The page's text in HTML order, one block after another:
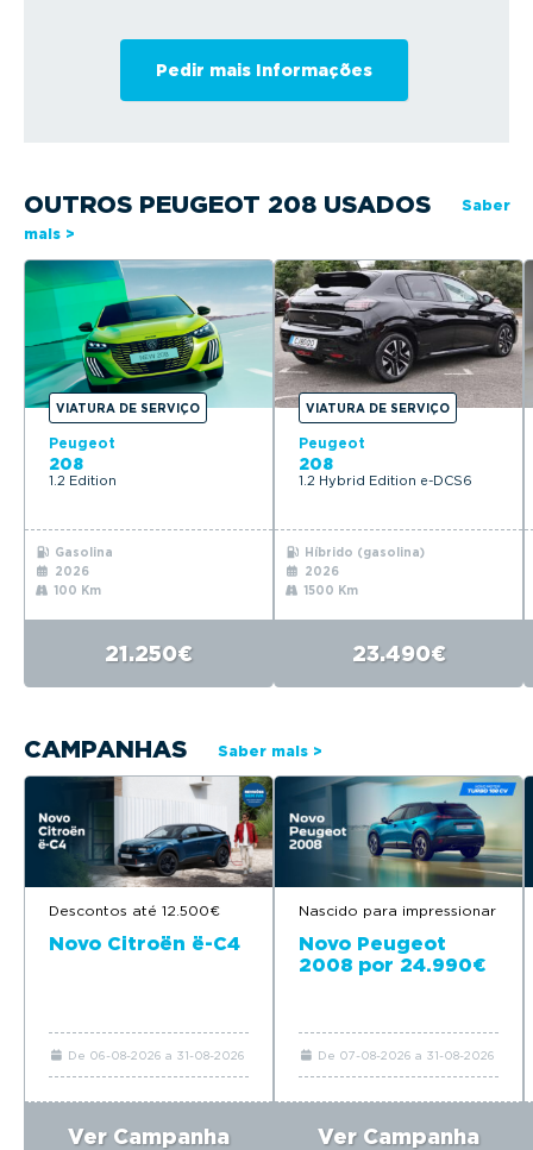
OUTROS PEUGEOT 208 USADOS
Saber
mais >
VIATURA DE SERVIÇO
Peugeot
208
1.2 Edition
Gasolina
2026
100 Km
21.250€
VIATURA DE SERVIÇO
Peugeot
208
1.2 Hybrid Edition e-DCS6
Híbrido (gasolina)
2026
1500 Km
23.490€
CAMPANHAS Saber mais >
Descontos até 12.500€
Novo Citroën ë-C4
De 06-08-2026 a 31-08-2026
Ver Campanha
Nascido para impressionar
Novo Peugeot
2008 por 24.990€
De 07-08-2026 a 31-08-2026
Ver Campanha